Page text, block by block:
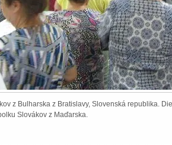
z Bulharska z Bratislavy, Slovenská republika.
Slovákov z Maďarska.